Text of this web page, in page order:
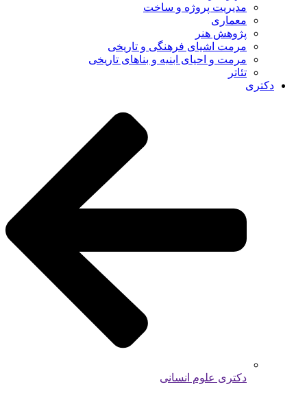
مدیریت پروژه و ساخت
معماری
پژوهش هنر
مرمت اشیای فرهنگی و تاریخی
مرمت و احیای ابنیه و بناهای تاریخی
تئاتر
دکتری
دکتری علوم انسانی